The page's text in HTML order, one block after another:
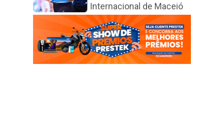
Internacional de Maceió